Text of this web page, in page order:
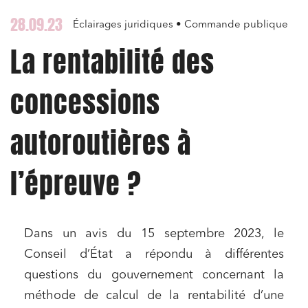
28.09.23 Éclairages juridiques • Commande publique
La rentabilité des
concessions
autoroutières à
l’épreuve ?
Dans un avis du 15 septembre 2023, le
Conseil d’État a répondu à différentes
questions du gouvernement concernant la
méthode de calcul de la rentabilité d’une